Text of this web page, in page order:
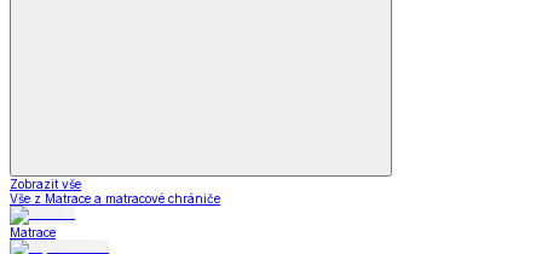
Zobrazit vše
Vše z Matrace a matracové chrániče
Matrace